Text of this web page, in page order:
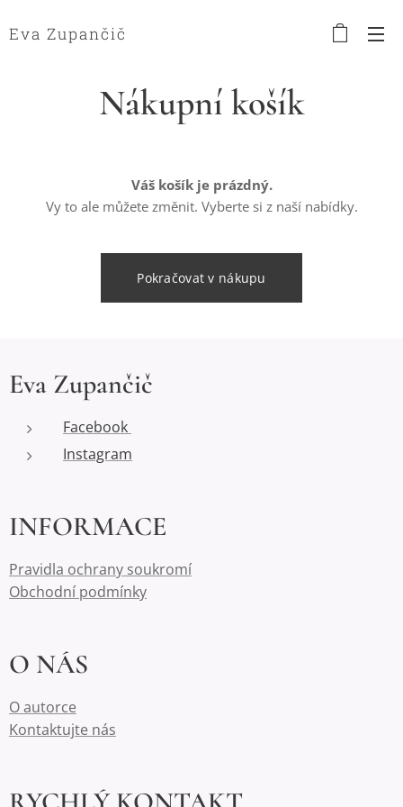
Eva Zupančič
Nákupní košík
Váš košík je prázdný.
Vy to ale můžete změnit. Vyberte si z naší nabídky.
Pokračovat v nákupu
Eva Zupančič
Facebook
Instagram
INFORMACE
Pravidla ochrany soukromí
Obchodní podmínky
O NÁS
O autorce
Kontaktujte nás